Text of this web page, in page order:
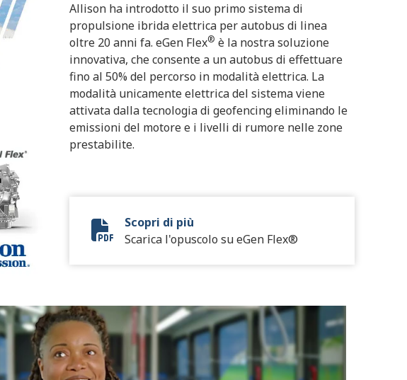
Allison ha introdotto il suo primo sistema di
propulsione ibrida elettrica per autobus di linea
oltre 20 anni fa. eGen Flex® è la nostra soluzione
innovativa, che consente a un autobus di effettuare
fino al 50% del percorso in modalità elettrica. La
modalità unicamente elettrica del sistema viene
attivata dalla tecnologia di geofencing eliminando le
emissioni del motore e i livelli di rumore nelle zone
prestabilite.
eGen Flex
Scopri di più
Scarica l'opuscolo su eGen Flex®